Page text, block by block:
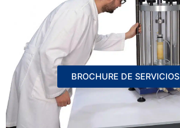
BROCHURE DE SERVICIOS